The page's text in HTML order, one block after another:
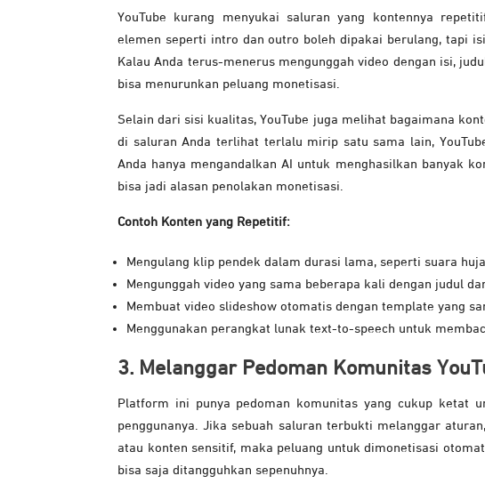
YouTube kurang menyukai saluran yang kontennya
elemen seperti intro dan outro boleh dipakai berulang, tapi
Kalau Anda terus-menerus mengunggah video dengan isi,
bisa menurunkan peluang monetisasi.
Selain dari sisi kualitas, YouTube juga melihat bagaimana
di saluran Anda terlihat terlalu mirip satu sama lain,
Anda hanya mengandalkan AI untuk menghasilkan banyak
bisa jadi alasan penolakan monetisasi.
Contoh Konten yang Repetitif:
Mengulang klip pendek dalam durasi lama, seperti suara
Mengunggah video yang sama beberapa kali dengan judul
Membuat video slideshow otomatis dengan template yang
Menggunakan perangkat lunak text-to-speech untuk
3. Melanggar Pedoman Komunitas
Platform ini punya pedoman komunitas yang cukup ketat
penggunanya. Jika sebuah saluran terbukti melanggar
atau konten sensitif, maka peluang untuk dimonetisasi
bisa saja ditangguhkan sepenuhnya.